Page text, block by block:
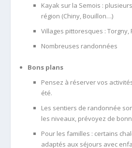
Kayak sur la Semois :
région (Chiny, Bouillon…)
Villages pittoresques : Torgny,
Nombreuses randonnées
Bons plans
Pensez à réserver vos
été.
Les sentiers de randonnée
les niveaux, prévoyez de
Pour les familles : certains
adaptés aux séjours avec